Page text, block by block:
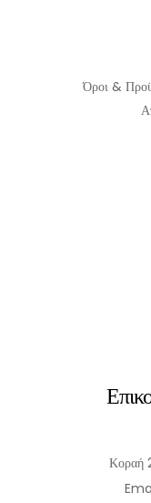
ΠΡΟΣΘΉΚΗ
Όροι &
Κοραή